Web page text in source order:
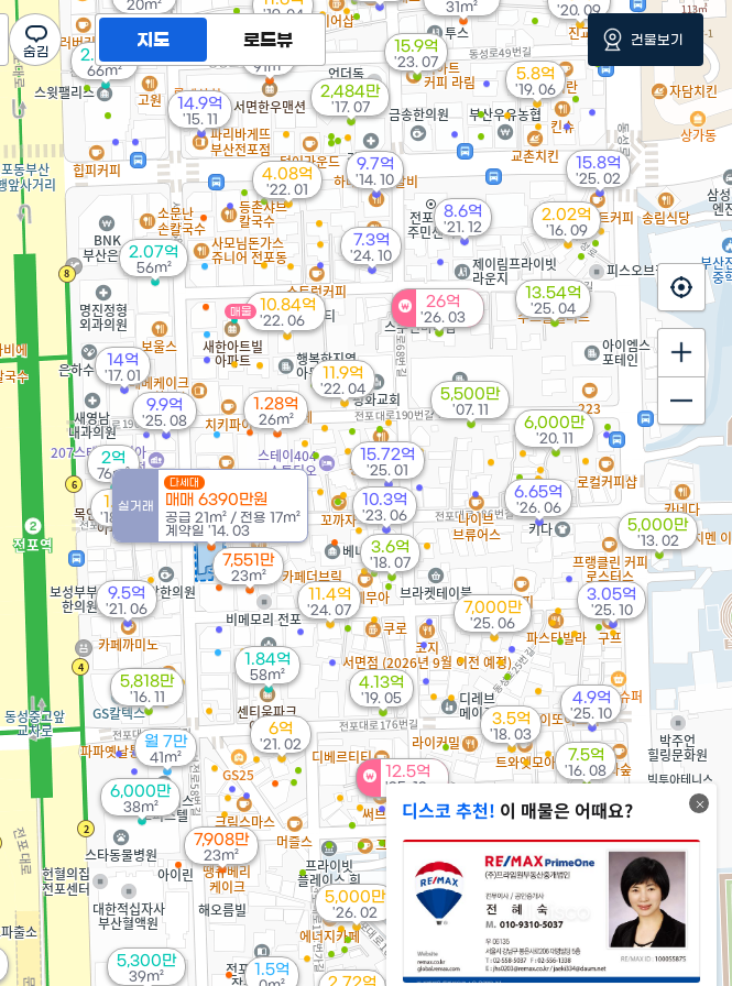
5,300만
39m²
월 7만
41m²
6.65억
'26. 06
1.7억
91m²
26억
'26. 03
5,000만
'26. 02
12.5억
'25. 12
10.84억
'22. 06
매물
3.05억
'25. 10
4.9억
'25. 10
20m²
9.9억
'25. 08
6,000만
38m²
7,000만
'25. 06
13.54억
'25. 04
2.29억
66m²
15.8억
'25. 02
15.72억
'25. 01
1.5억
7.3억
'24. 10
11.4억
'24. 07
1.84억
58m²
15.9억
'23. 07
10.3억
'23. 06
2억
76m²
31m²
11.9억
'22. 04
4.08억
'22. 01
8.6억
'21. 12
9.5억
'21. 06
6억
'21. 02
6,000만
'20. 11
'20. 09
1.28억
26m²
5.8억
'19. 06
4.13억
'19. 05
2.72억
2.07억
56m²
'19. 04
5.2억
'19. 02
3.6억
'18. 07
3.5억
'18. 03
1.3억
'18. 03
2,484만
'17. 07
14억
'17. 01
5,818만
'16. 11
7,551만
23m²
2.02억
'16. 09
7,908만
23m²
7.5억
'16. 08
14.9억
'15. 11
9.7억
'14. 10
실거래
다세대
매매 6390만원
공급 21m² / 전용 17m²
계약일 '14. 03
5,000만
'13. 02
5,500만
'07. 11
디스코 추천! 이 매물은 어때요?
지도 로드뷰 건물보기